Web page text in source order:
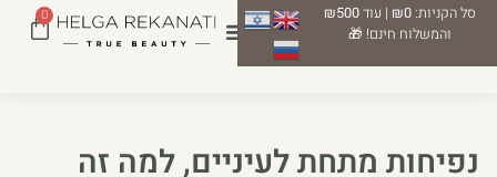
סל הקניות:₪0 | עוד₪500
והמשלוח חינם! 🎁
0
נפיחות מתחת לעיניים, למה זה